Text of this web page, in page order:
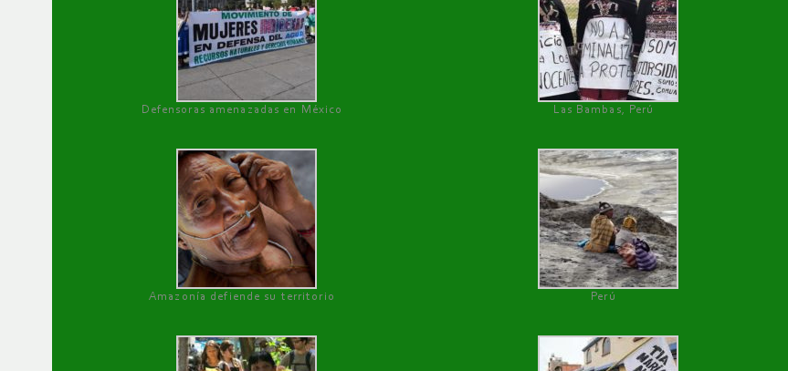
Defensoras amenazadas en México Las Bambas, Perú
Amazonía defiende su territorio Perú